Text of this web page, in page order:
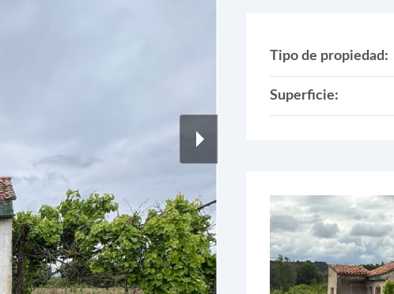
Tipo de propiedad:
Superficie: